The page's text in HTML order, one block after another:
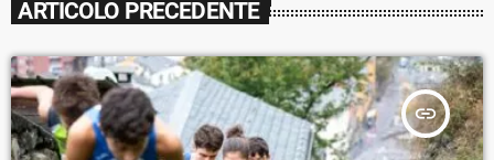
ARTICOLO PRECEDENTE
insert_link